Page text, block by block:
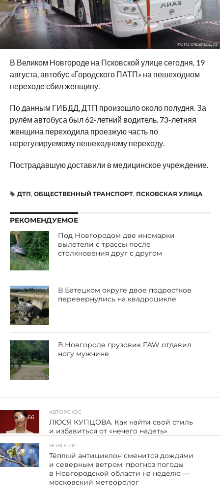
ФОТО: ОЧЕВИДЕЦ 53
В Великом Новгороде на Псковской улице сегодня, 19
августа, автобус «Городского ПАТП» на пешеходном
переходе сбил женщину.
По данным ГИБДД, ДТП произошло около полудня. За
рулём автобуса был 62-летний водитель. 73-летняя
женщина переходила проезжую часть по
нерегулируемому пешеходному переходу.
Пострадавшую доставили в медицинское учреждение.
ДТП, ОБЩЕСТВЕННЫЙ ТРАНСПОРТ, ПСКОВСКАЯ УЛИЦА
РЕКОМЕНДУЕМОЕ
Под Новгородом две иномарки
вылетели с трассы после
столкновения друг с другом
В Батецком округе двое подростков
перевернулись на квадроцикле
В Новгороде грузовик FAW отдавил
ногу мужчине
66
АВТОРСКОЕ
ЛЮСЯ КУПЦОВА. Как найти свой стиль
и избавиться от «нечего надеть»
81
НОВОСТИ
Тёплый антициклон сменится дождями
и северным ветром: прогноз погоды
в Новгородской области на неделю —
московский метеоролог